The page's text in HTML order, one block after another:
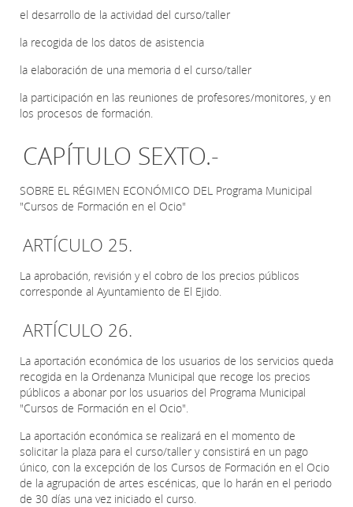
el desarrollo de la actividad del curso/taller
la recogida de los datos de asistencia
la elaboración de una memoria d el curso/taller
la participación en las reuniones de profesores/monitores, y en
los procesos de formación.
CAPÍTULO SEXTO.-
SOBRE EL RÉGIMEN ECONÓMICO DEL Programa Municipal
"Cursos de Formación en el Ocio"
ARTÍCULO 25.
La aprobación, revisión y el cobro de los precios públicos
corresponde al Ayuntamiento de El Ejido.
ARTÍCULO 26.
La aportación económica de los usuarios de los servicios queda
recogida en la Ordenanza Municipal que recoge los precios
públicos a abonar por los usuarios del Programa Municipal
"Cursos de Formación en el Ocio".
La aportación económica se realizará en el momento de
solicitar la plaza para el curso/taller y consistirá en un pago
único, con la excepción de los Cursos de Formación en el Ocio
de la agrupación de artes escénicas, que lo harán en el periodo
de 30 días una vez iniciado el curso.